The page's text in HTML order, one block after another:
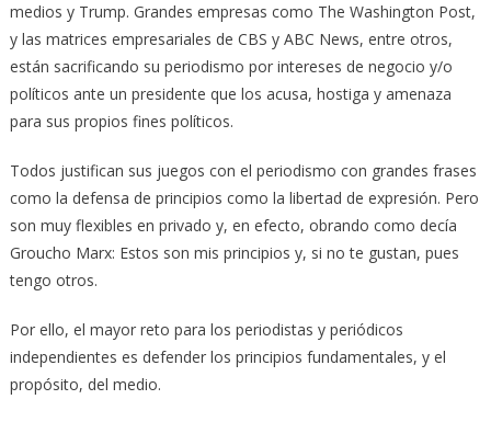
medios y Trump. Grandes empresas como The Washington Post,
y las matrices empresariales de CBS y ABC News, entre otros,
están sacrificando su periodismo por intereses de negocio y/o
políticos ante un presidente que los acusa, hostiga y amenaza
para sus propios fines políticos.
Todos justifican sus juegos con el periodismo con grandes frases
como la defensa de principios como la libertad de expresión. Pero
son muy flexibles en privado y, en efecto, obrando como decía
Groucho Marx: Estos son mis principios y, si no te gustan, pues
tengo otros.
Por ello, el mayor reto para los periodistas y periódicos
independientes es defender los principios fundamentales, y el
propósito, del medio.